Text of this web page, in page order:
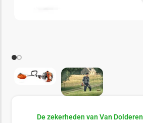
De zekerheden van Van Dolderen